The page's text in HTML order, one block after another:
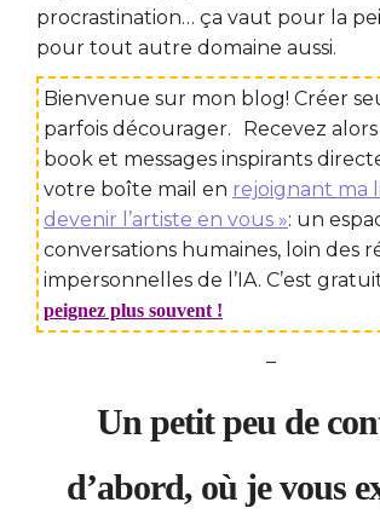
procrastination… ça vaut pour la
pour tout autre domaine aussi.
Bienvenue sur mon blog! Créer
parfois décourager. Recevez alors
book et messages inspirants
votre boîte mail en rejoignant ma
devenir l’artiste en vous »: un
conversations humaines, loin des
impersonnelles de l’IA. C’est
peignez plus souvent !
–
Un petit peu de
d’abord, où je vous